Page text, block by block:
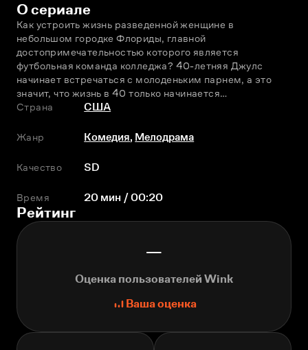
О сериале
Как устроить жизнь разведенной женщине в
небольшом городке Флориды, главной
достопримечательностью которого является
футбольная команда колледжа? 40-летняя Джулс
начинает встречаться с молоденьким парнем, а это
значит, что жизнь в 40 только начинается…
Страна
США
Жанр Комедия, Мелодрама
Качество SD
Время 20 мин / 00:20
Рейтинг
—
Оценка пользователей Wink
Ваша оценка